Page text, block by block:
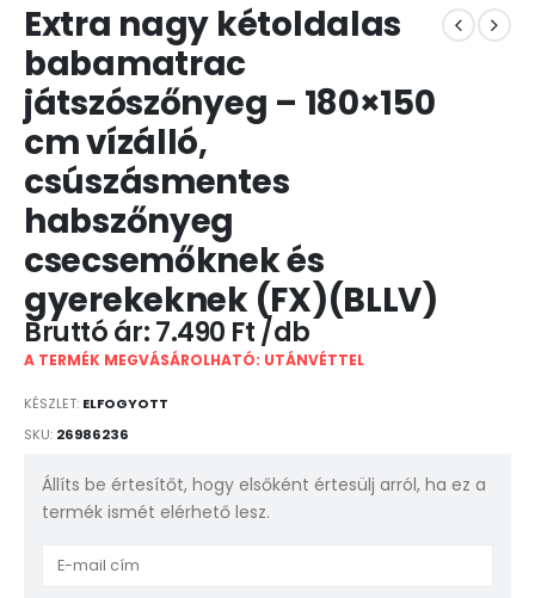
Extra nagy kétoldalas
babamatrac
játszószőnyeg – 180×150
cm vízálló,
csúszásmentes
habszőnyeg
csecsemőknek és
gyerekeknek (FX)(BLLV)
7.490 Ft
A TERMÉK MEGVÁSÁROLHATÓ: UTÁNVÉTTEL
KÉSZLET: ELFOGYOTT
SKU: 26986236
Állíts be értesítőt, hogy elsőként értesülj arról, ha ez a
termék ismét elérhető lesz.
Enter